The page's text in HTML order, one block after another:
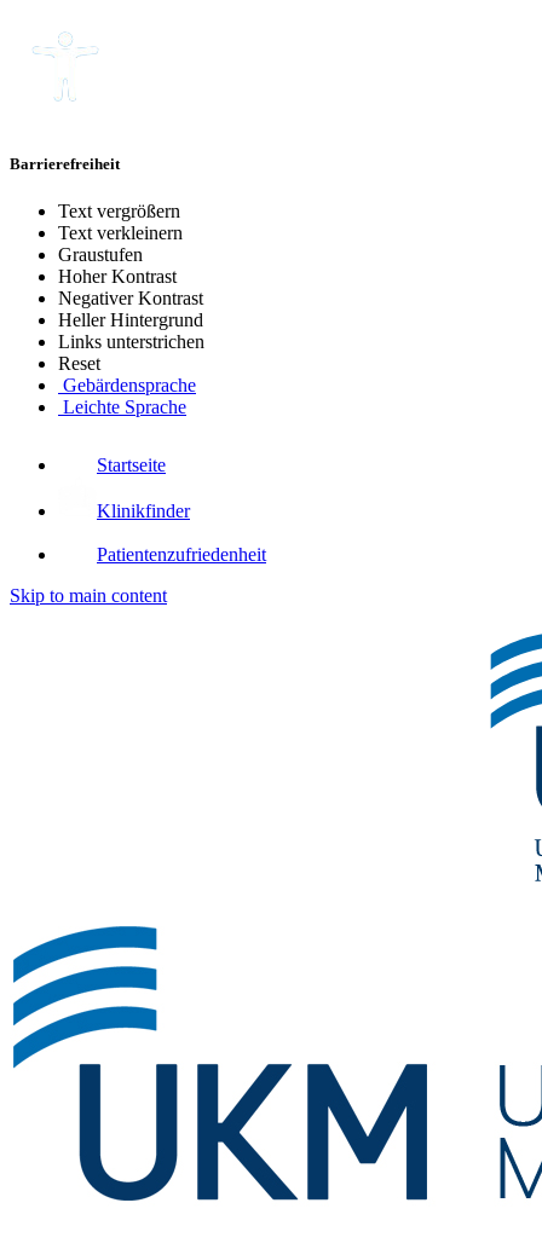
Barrierefreiheit
Text vergrößern
Text verkleinern
Graustufen
Hoher Kontrast
Negativer Kontrast
Heller Hintergrund
Links unterstrichen
Reset
Gebärdensprache
Leichte Sprache
Startseite
Klinikfinder
Patientenzufriedenheit
Skip to main content